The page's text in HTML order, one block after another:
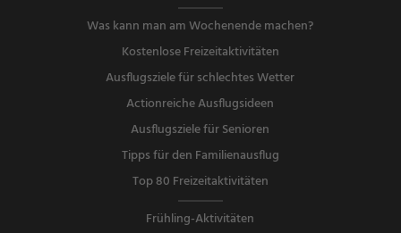
Was kann man am Wochenende machen?
Kostenlose Freizeitaktivitäten
Ausflugsziele für schlechtes Wetter
Actionreiche Ausflugsideen
Ausflugsziele für Senioren
Tipps für den Familienausflug
Top 80 Freizeitaktivitäten
Frühling-Aktivitäten